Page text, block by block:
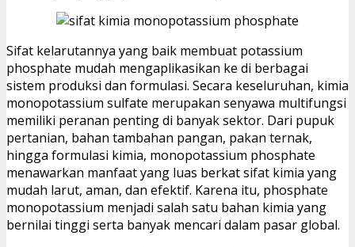
Sifat kelarutannya yang baik membuat potassium
phosphate mudah mengaplikasikan ke di berbagai
sistem produksi dan formulasi. Secara keseluruhan, kimia
monopotassium sulfate merupakan senyawa multifungsi
memiliki peranan penting di banyak sektor. Dari pupuk
pertanian, bahan tambahan pangan, pakan ternak,
hingga formulasi kimia, monopotassium phosphate
menawarkan manfaat yang luas berkat sifat kimia yang
mudah larut, aman, dan efektif. Karena itu, phosphate
monopotassium menjadi salah satu bahan kimia yang
bernilai tinggi serta banyak mencari dalam pasar global.